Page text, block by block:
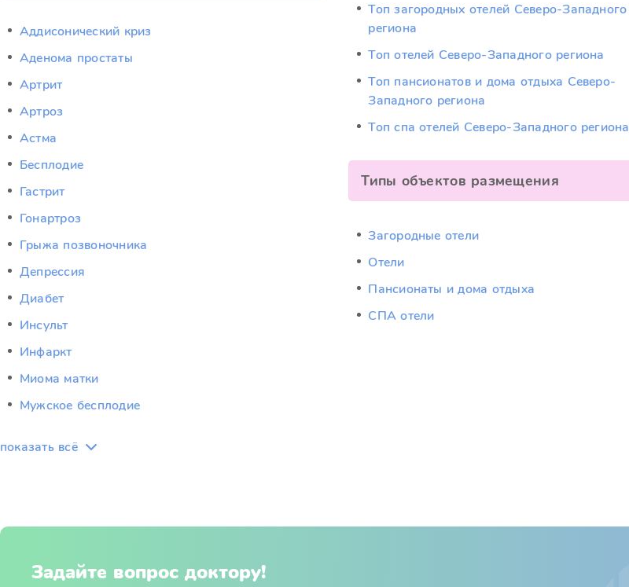
Аддисонический криз
Аденома простаты
Артрит
Артроз
Астма
Бесплодие
Гастрит
Гонартроз
Грыжа позвоночника
Депрессия
Диабет
Инсульт
Инфаркт
Миома матки
Мужское бесплодие
показать всё
Топ загородных отелей Северо-Западного
региона
Топ отелей Северо-Западного региона
Топ пансионатов и дома отдыха Северо-
Западного региона
Топ спа отелей Северо-Западного региона
Типы объектов размещения
Загородные отели
Отели
Пансионаты и дома отдыха
СПА отели
Задайте вопрос доктору!